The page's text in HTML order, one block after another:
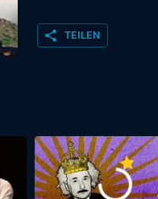
share TEILEN